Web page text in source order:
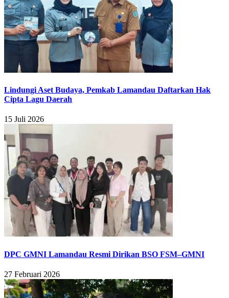
Lindungi Aset Budaya, Pemkab Lamandau Daftarkan Hak
Cipta Lagu Daerah
15 Juli 2026
DPC GMNI Lamandau Resmi Dirikan BSO FSM–GMNI
27 Februari 2026